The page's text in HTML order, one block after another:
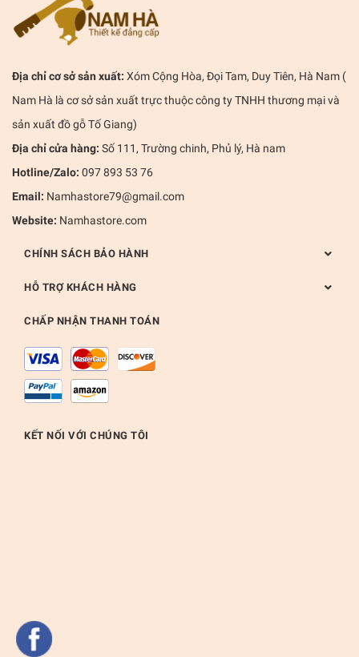
Địa chỉ cơ sở sản xuất: Xóm Cộng Hòa, Đọi Tam, Duy Tiên, Hà Nam (
Nam Hà là cơ sở sản xuất trực thuộc công ty TNHH thương mại và
sản xuất đồ gỗ Tố Giang)
Địa chỉ cửa hàng: Số 111, Trường chinh, Phủ lý, Hà nam
Hotline/Zalo: 097 893 53 76
Email: Namhastore79@gmail.com
Website: Namhastore.com
CHÍNH SÁCH BẢO HÀNH
HỖ TRỢ KHÁCH HÀNG
CHẤP NHẬN THANH TOÁN
KẾT NỐI VỚI CHÚNG TÔI